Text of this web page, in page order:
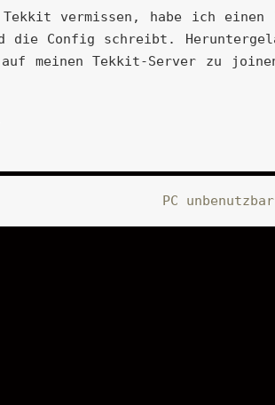
vermissen, habe ich
die Config schreibt.
meinen Tekkit-Server zu
PC